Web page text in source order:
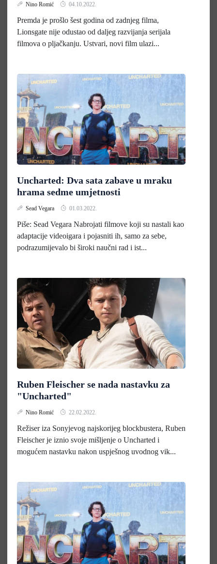
Nino Romić 04.10.2022.
Premda je prošlo šest godina od zadnjeg filma,
Lionsgate nije odustao od daljeg razvijanja serijala
filmova o pljačkanju. Ustvari, novi film ulazi...
Uncharted: Dva sata zabave u mraku
hrama sedme umjetnosti
Sead Vegara 01.03.2022.
Piše: Sead Vegara Nabrojati filmove koji su nastali kao
adaptacije videoigara i pojasniti ih, samo za sebe,
podrazumijevalo bi široki naučni rad i ist...
Ruben Fleischer se nada nastavku za
"Uncharted"
Nino Romić 22.02.2022.
Režiser iza Sonyjevog najskorijeg blockbustera, Ruben
Fleischer je iznio svoje mišljenje o Uncharted i
mogućem nastavku nakon uspješnog uvodnog vik...